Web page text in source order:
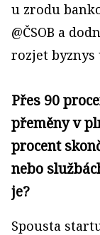
u zrodu
@ČSOB a
rozjet byznys
Přes 90
přeměny v
procent
nebo
je?
Spousta